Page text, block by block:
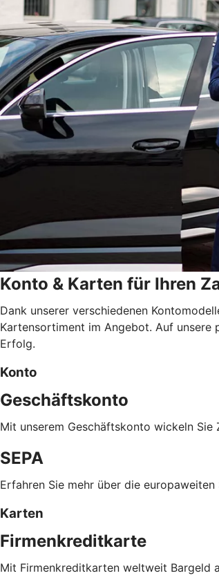
Konto & Karten für Ihren
Dank unserer verschiedenen
Kartensortiment im Angebot. Auf unsere
Erfolg.
Konto
Geschäftskonto
Mit unserem Geschäftskonto wickeln Sie
SEPA
Erfahren Sie mehr über die
Karten
Firmenkreditkarte
Mit Firmenkreditkarten weltweit Bargeld